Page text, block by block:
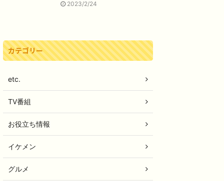
2023/2/24
カテゴリー
etc.
TV番組
お役立ち情報
イケメン
グルメ